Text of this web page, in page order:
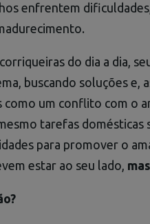
enfrentem
do dia a dia,
buscando soluções e,
como um conflito com o
tarefas domésticas
para promover o
estar ao seu lado,